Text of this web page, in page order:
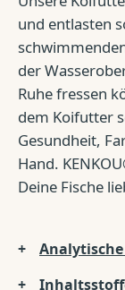
und entlasten
der
Ruhe fressen
dem Koifutter
Gesundheit,
Hand.
Deine Fische